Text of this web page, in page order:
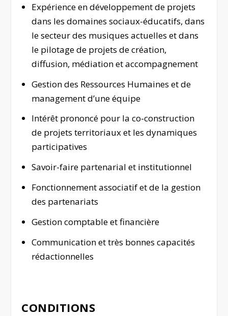
Expérience en développement de projets
dans les domaines sociaux-éducatifs, dans
le secteur des musiques actuelles et dans
le pilotage de projets de création,
diffusion, médiation et accompagnement
Gestion des Ressources Humaines et de
management d’une équipe
Intérêt prononcé pour la co-construction
de projets territoriaux et les dynamiques
participatives
Savoir-faire partenarial et institutionnel
Fonctionnement associatif et de la gestion
des partenariats
Gestion comptable et financière
Communication et très bonnes capacités
rédactionnelles
CONDITIONS